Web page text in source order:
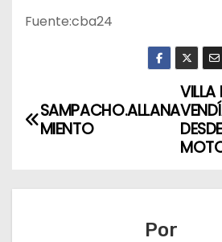
Fuente:cba24
N
a
VILLA
SAMPACHO.ALLANA
MIENTO
Por